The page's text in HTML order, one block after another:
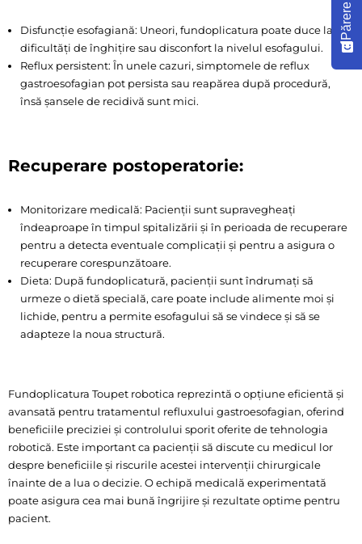
Disfuncție esofagiană: Uneori, fundoplicatura poate duce la
dificultăți de înghițire sau disconfort la nivelul esofagului.
Reflux persistent: În unele cazuri, simptomele de reflux
gastroesofagian pot persista sau reapărea după procedură,
însă șansele de recidivă sunt mici.
Recuperare postoperatorie:
Monitorizare medicală: Pacienții sunt supravegheați
îndeaproape în timpul spitalizării și în perioada de recuperare
pentru a detecta eventuale complicații și pentru a asigura o
recuperare corespunzătoare.
Dieta: După fundoplicatură, pacienții sunt îndrumați să
urmeze o dietă specială, care poate include alimente moi și
lichide, pentru a permite esofagului să se vindece și să se
adapteze la noua structură.
Fundoplicatura Toupet robotica reprezintă o opțiune eficientă și
avansată pentru tratamentul refluxului gastroesofagian, oferind
beneficiile preciziei și controlului sporit oferite de tehnologia
robotică. Este important ca pacienții să discute cu medicul lor
despre beneficiile și riscurile acestei intervenții chirurgicale
înainte de a lua o decizie. O echipă medicală experimentată
poate asigura cea mai bună îngrijire și rezultate optime pentru
pacient.
Părere